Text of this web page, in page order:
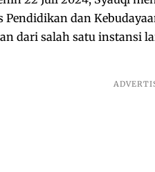
dan
dari salah satu instansi